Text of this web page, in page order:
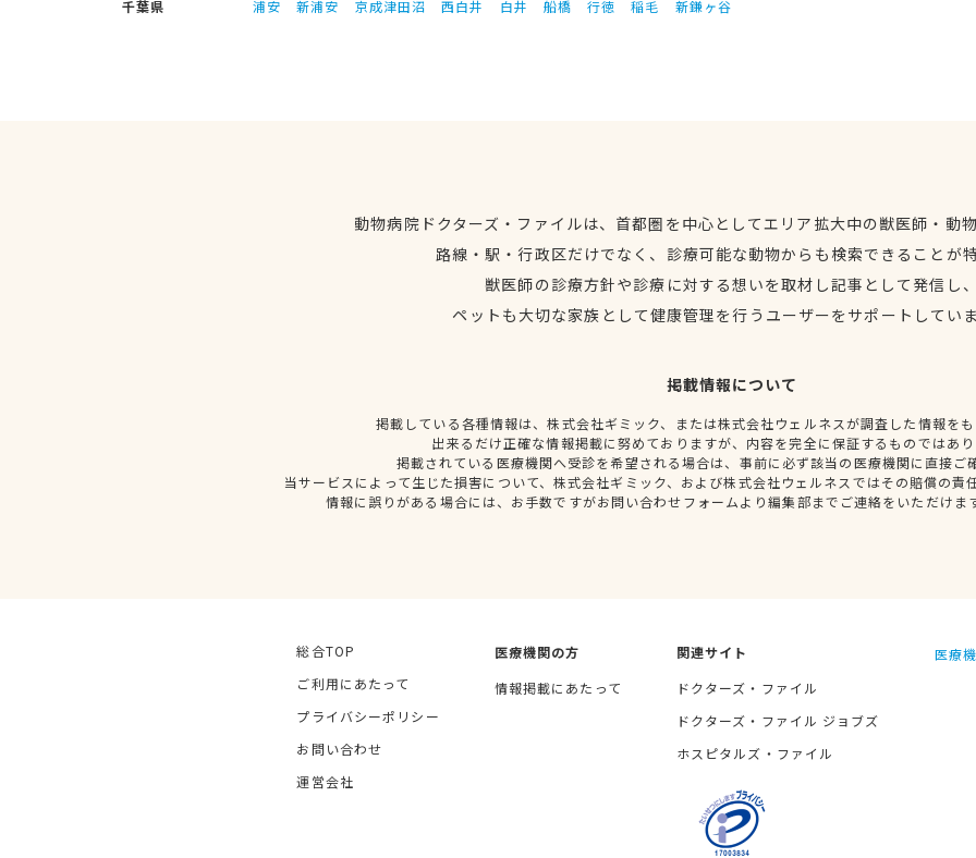
千葉県
浦安 新浦安 京成津田沼 西白井 白井 船橋 行徳 稲毛 新鎌ヶ谷
動物病院ドクターズ・ファイルは、首都圏を中心としてエリア拡大中の獣医師・動
路線・駅・行政区だけでなく、診療可能な動物からも検索できることが
獣医師の診療方針や診療に対する想いを取材し記事として発信し
ペットも大切な家族として健康管理を行うユーザーをサポートしてい
掲載情報について
掲載している各種情報は、株式会社ギミック、または株式会社ウェルネスが調査した情報を
出来るだけ正確な情報掲載に努めておりますが、内容を完全に保証するものではあ
掲載されている医療機関へ受診を希望される場合は、事前に必ず該当の医療機関に直接ご
当サービスによって生じた損害について、株式会社ギミック、および株式会社ウェルネスではその賠償の責
情報に誤りがある場合には、お手数ですがお問い合わせフォームより編集部までご連絡をいただけま
総合TOP
ご利用にあたって
プライバシーポリシー
お問い合わせ
運営会社
医療機関の方
情報掲載にあたって
関連サイト
ドクターズ・ファイル
ドクターズ・ファイル ジョブズ
ホスピタルズ・ファイル
医療